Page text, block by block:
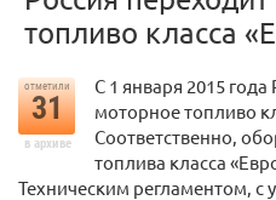
топливо класса
отметили
31
в архиве
С 1 января 2015
моторное топливо
Соответственно,
топлива класса
Техническим регламентом, с